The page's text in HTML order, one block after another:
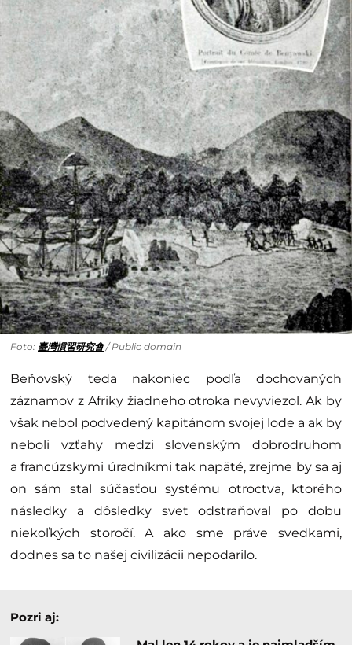
Foto: 臺灣慣習研究會/ Public domain
Beňovský teda nakoniec podľa dochovaných
záznamov z Afriky žiadneho otroka nevyviezol. Ak by
však nebol podvedený kapitánom svojej lode a ak by
neboli vzťahy medzi slovenským dobrodruhom
a francúzskymi úradníkmi tak napäté, zrejme by sa aj
on sám stal súčasťou systému otroctva, ktorého
následky a dôsledky svet odstraňoval po dobu
niekoľkých storočí. A ako sme práve svedkami,
dodnes sa to našej civilizácii nepodarilo.
Pozri aj: